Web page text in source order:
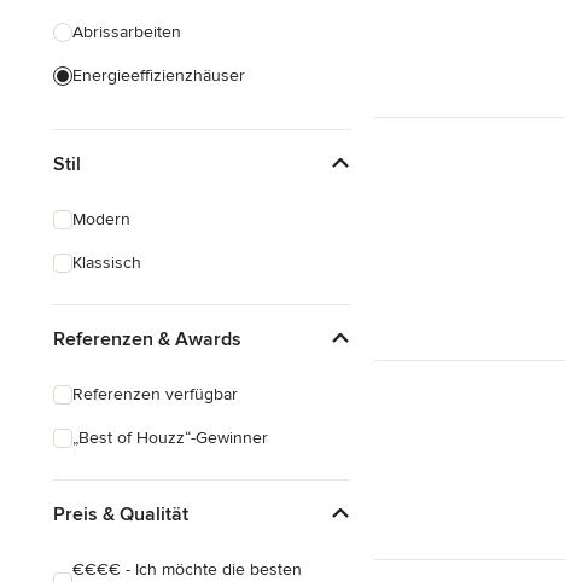
Abrissarbeiten
Energieeffizienzhäuser
Garagenbau
Alle anzeigen
Stil
Modern
Klassisch
Referenzen & Awards
Referenzen verfügbar
„Best of Houzz“-Gewinner
Preis & Qualität
€€€€ - Ich möchte die besten